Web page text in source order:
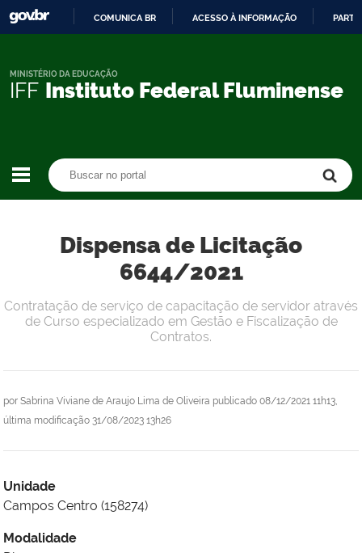
CONTEÚDO
COMUNICA BR ACESSO À INFORMAÇÃO
IFF Instituto Federal Fluminense
MINISTÉRIO DA EDUCAÇÃO
Dispensa de Licitação
6644/2021
por Sabrina Viviane de Araujo Lima de Oliveira publicado 08/12/2021 11h13,
última modificação 31/08/2023 13h26
Contratação de serviço de capacitação de servidor através
de Curso especializado em Gestão e Fiscalização de
Contratos.
Unidade
Campos Centro (158274)
Modalidade